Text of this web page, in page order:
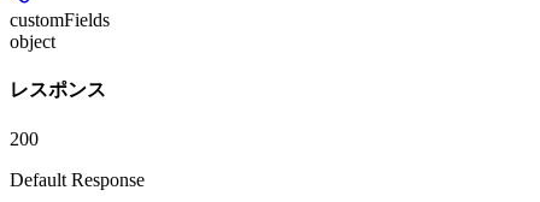
customFields
object
レスポンス
200
Default Response